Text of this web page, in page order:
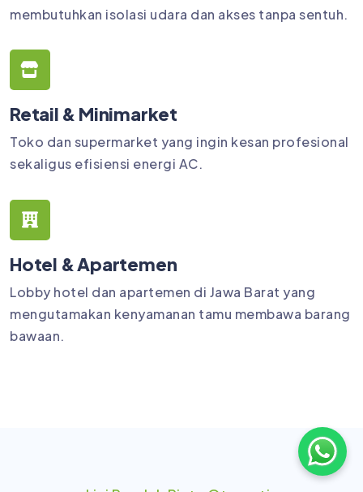
membutuhkan isolasi udara dan akses tanpa sentuh.
Retail & Minimarket
Toko dan supermarket yang ingin kesan profesional
sekaligus efisiensi energi AC.
Hotel & Apartemen
Lobby hotel dan apartemen di Jawa Barat yang
mengutamakan kenyamanan tamu membawa barang
bawaan.